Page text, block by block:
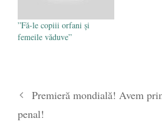
”Fă-le copiii orfani şi
femeile văduve”
Premieră mondială! Avem
penal!